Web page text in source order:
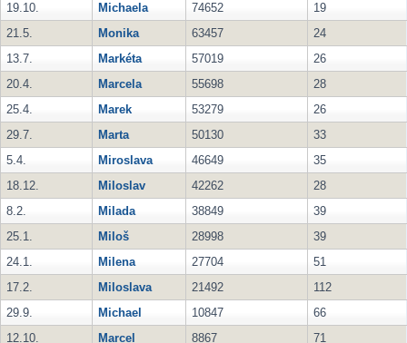
19.10.
Michaela 74652
19
21.5.
Monika 63457
24
13.7.
Markéta 57019
26
20.4.
Marcela 55698
28
25.4.
Marek 53279
26
29.7.
Marta 50130
33
5.4.
Miroslava 46649
35
18.12.
Miloslav 42262
28
8.2.
Milada 38849
39
25.1.
Miloš 28998
39
24.1.
Milena 27704
51
17.2.
Miloslava 21492
112
29.9.
Michael 10847
66
12.10.
Marcel 8867
71